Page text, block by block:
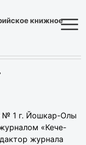
книжное
№ 1 г. Йошкар-Олы
«Кече-
журнала